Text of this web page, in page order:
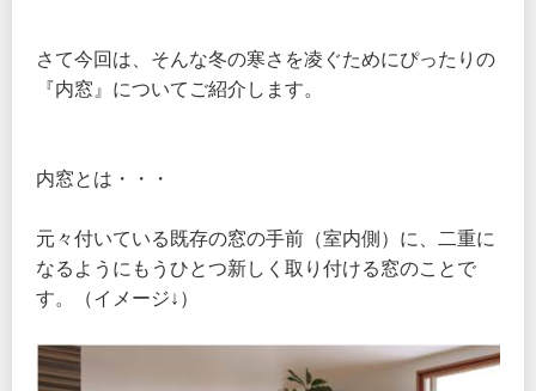
さて今回は、そんな冬の寒さを凌ぐためにぴったりの
『内窓』についてご紹介します。
内窓とは・・・
元々付いている既存の窓の手前（室内側）に、二重に
なるようにもうひとつ新しく取り付ける窓のことで
す。（イメージ↓）